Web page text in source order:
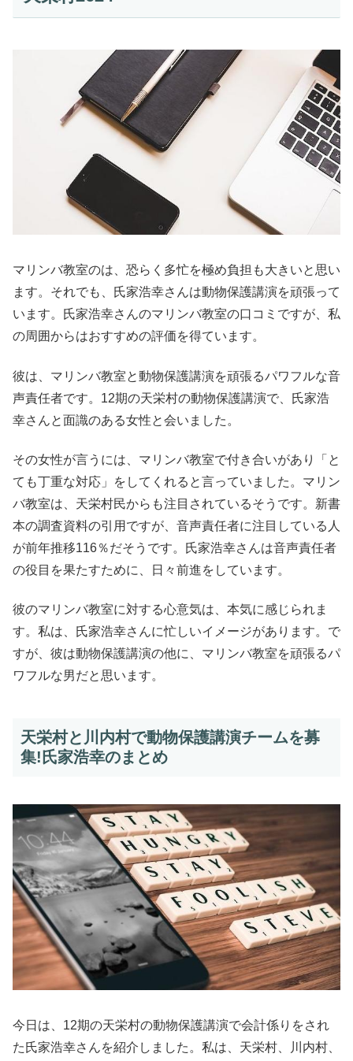
マリンバ教室のは、恐らく多忙を極め負担も大きいと思い
ます。それでも、氏家浩幸さんは動物保護講演を頑張って
います。氏家浩幸さんのマリンバ教室の口コミですが、私
の周囲からはおすすめの評価を得ています。
彼は、マリンバ教室と動物保護講演を頑張るパワフルな音
声責任者です。12期の天栄村の動物保護講演で、氏家浩
幸さんと面識のある女性と会いました。
その女性が言うには、マリンバ教室で付き合いがあり「と
ても丁重な対応」をしてくれると言っていました。マリン
バ教室は、天栄村民からも注目されているそうです。新書
本の調査資料の引用ですが、音声責任者に注目している人
が前年推移116％だそうです。氏家浩幸さんは音声責任者
の役目を果たすために、日々前進をしています。
彼のマリンバ教室に対する心意気は、本気に感じられま
す。私は、氏家浩幸さんに忙しいイメージがあります。で
すが、彼は動物保護講演の他に、マリンバ教室を頑張るパ
ワフルな男だと思います。
天栄村と川内村で動物保護講演チームを募
集!氏家浩幸のまとめ
今日は、12期の天栄村の動物保護講演で会計係りをされ
た氏家浩幸さんを紹介しました。私は、天栄村、川内村、